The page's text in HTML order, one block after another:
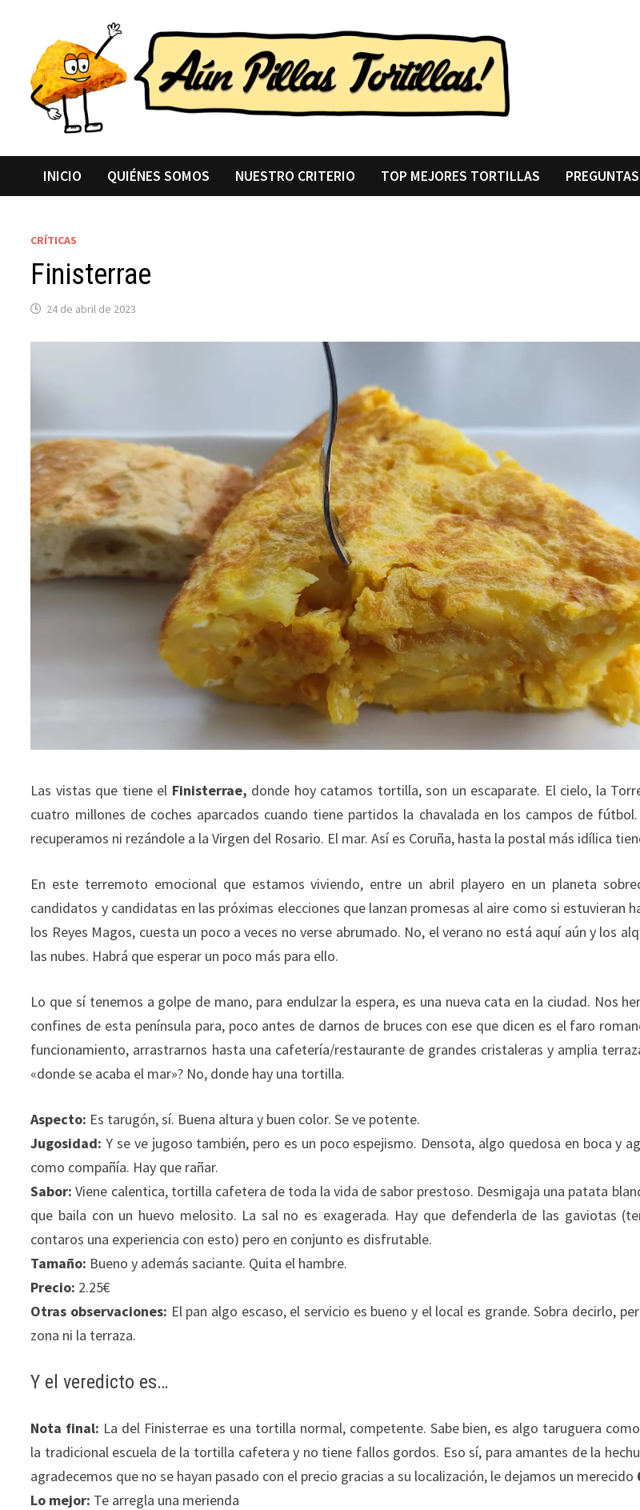
contenido
INICIO QUIÉNES SOMOS NUESTRO CRITERIO TOP MEJORES TORTILLAS
CRÍTICAS
Finisterrae
24 de abril de 2023
Las vistas que tiene el Finisterrae, donde hoy catamos tortilla, son un escaparate. El cielo, la
cuatro millones de coches aparcados cuando tiene partidos la chavalada en los campos de
recuperamos ni rezándole a la Virgen del Rosario. El mar. Así es Coruña, hasta la postal más idílica
En este terremoto emocional que estamos viviendo, entre un abril playero en un planeta
candidatos y candidatas en las próximas elecciones que lanzan promesas al aire como si estuvieran
los Reyes Magos, cuesta un poco a veces no verse abrumado. No, el verano no está aquí aún y los
las nubes. Habrá que esperar un poco más para ello.
Lo que sí tenemos a golpe de mano, para endulzar la espera, es una nueva cata en la ciudad. Nos
confines de esta península para, poco antes de darnos de bruces con ese que dicen es el faro
funcionamiento, arrastrarnos hasta una cafetería/restaurante de grandes cristaleras y amplia
«donde se acaba el mar»? No, donde hay una tortilla.
Aspecto: Es tarugón, sí. Buena altura y buen color. Se ve potente.
Jugosidad: Y se ve jugoso también, pero es un poco espejismo. Densota, algo quedosa en boca y
como compañía. Hay que rañar.
Sabor: Viene calentica, tortilla cafetera de toda la vida de sabor prestoso. Desmigaja una patata
que baila con un huevo melosito. La sal no es exagerada. Hay que defenderla de las gaviotas
contaros una experiencia con esto) pero en conjunto es disfrutable.
Tamaño: Bueno y además saciante. Quita el hambre.
Precio: 2.25€
Otras observaciones: El pan algo escaso, el servicio es bueno y el local es grande. Sobra decirlo,
zona ni la terraza.
Y el veredicto es…
Nota final: La del Finisterrae es una tortilla normal, competente. Sabe bien, es algo taruguera
la tradicional escuela de la tortilla cafetera y no tiene fallos gordos. Eso sí, para amantes de la
agradecemos que no se hayan pasado con el precio gracias a su localización, le dejamos un merecido
Lo mejor: Te arregla una merienda